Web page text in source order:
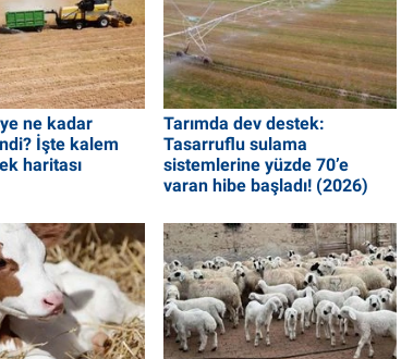
ne kadar
İşte kalem
haritası
Tarımda dev destek:
Tasarruflu sulama
sistemlerine yüzde 70’e
varan hibe başladı! (2026)